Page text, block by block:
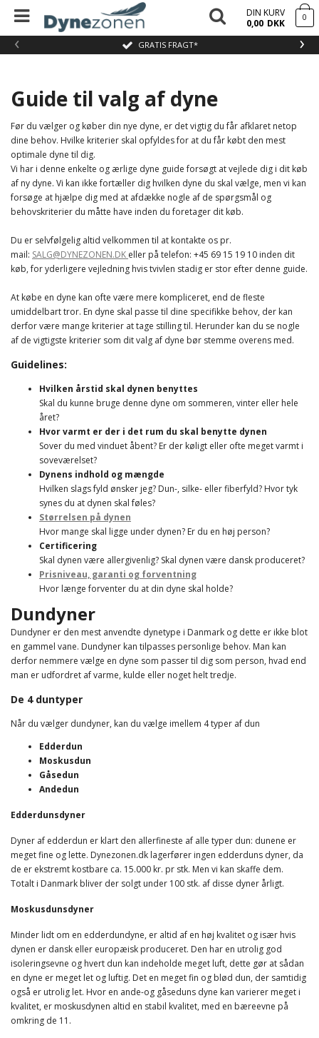
GRATIS FRAGT*
‹ ›
DIN KURV
0,00 DKK 0
Guide til valg af dyne
Før du vælger og køber din nye dyne, er det vigtig du får afklaret netop
dine behov. Hvilke kriterier skal opfyldes for at du får købt den mest
optimale dyne til dig.
Vi har i denne enkelte og ærlige dyne guide forsøgt at vejlede dig i dit køb
af ny dyne. Vi kan ikke fortæller dig hvilken dyne du skal vælge, men vi kan
forsøge at hjælpe dig med at afdække nogle af de spørgsmål og
behovskriterier du måtte have inden du foretager dit køb.
Du er selvfølgelig altid velkommen til at kontakte os pr.
mail: SALG@DYNEZONEN.DK eller på telefon: +45 69 15 19 10 inden dit
køb, for yderligere vejledning hvis tvivlen stadig er stor efter denne guide.
At købe en dyne kan ofte være mere kompliceret, end de fleste
umiddelbart tror. En dyne skal passe til dine specifikke behov, der kan
derfor være mange kriterier at tage stilling til. Herunder kan du se nogle
af de vigtigste kriterier som dit valg af dyne bør stemme overens med.
Guidelines:
Hvilken årstid skal dynen benyttes
Skal du kunne bruge denne dyne om sommeren, vinter eller hele
året?
Hvor varmt er der i det rum du skal benytte dynen
Sover du med vinduet åbent? Er der køligt eller ofte meget varmt i
soveværelset?
Dynens indhold og mængde
Hvilken slags fyld ønsker jeg? Dun-, silke- eller fiberfyld? Hvor tyk
synes du at dynen skal føles?
Størrelsen på dynen
Hvor mange skal ligge under dynen? Er du en høj person?
Certificering
Skal dynen være allergivenlig? Skal dynen være dansk produceret?
Prisniveau, garanti og forventning
Hvor længe forventer du at din dyne skal holde?
Dundyner
Dundyner er den mest anvendte dynetype i Danmark og dette er ikke blot
en gammel vane. Dundyner kan tilpasses personlige behov. Man kan
derfor nemmere vælge en dyne som passer til dig som person, hvad end
man er udfordret af varme, kulde eller noget helt tredje.
De 4 duntyper
Når du vælger dundyner, kan du vælge imellem 4 typer af dun
Edderdun
Moskusdun
Gåsedun
Andedun
Edderdunsdyner
Dyner af edderdun er klart den allerfineste af alle typer dun: dunene er
meget fine og lette. Dynezonen.dk lagerfører ingen edderduns dyner, da
de er ekstremt kostbare ca. 15.000 kr. pr stk. Men vi kan skaffe dem.
Totalt i Danmark bliver der solgt under 100 stk. af disse dyner årligt.
Moskusdunsdyner
Minder lidt om en edderdundyne, er altid af en høj kvalitet og især hvis
dynen er dansk eller europæisk produceret. Den har en utrolig god
isoleringsevne og hvert dun kan indeholde meget luft, dette gør at sådan
en dyne er meget let og luftig. Det en meget fin og blød dun, der samtidig
også er utrolig let. Hvor en ande-og gåseduns dyne kan varierer meget i
kvalitet, er moskusdynen altid en stabil kvalitet, med en bæreevne på
omkring de 11.